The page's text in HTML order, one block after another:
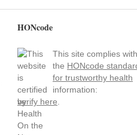
HONcode
This site complies with
the HONcode
for trustworthy health
information:
verify here